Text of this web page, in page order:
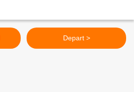
Depart >